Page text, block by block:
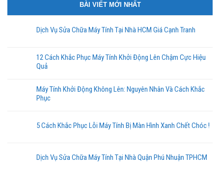
BÀI VIẾT MỚI NHẤT
Dịch Vụ Sửa Chữa Máy Tính Tại Nhà HCM Giá Cạnh Tranh
12 Cách Khắc Phục Máy Tính Khởi Động Lên Chậm Cực Hiệu
Quả
Máy Tính Khởi Động Không Lên: Nguyên Nhân Và Cách Khắc
Phục
5 Cách Khắc Phục Lỗi Máy Tính Bị Màn Hình Xanh Chết Chóc !
Dịch Vụ Sửa Chữa Máy Tính Tại Nhà Quận Phú Nhuận TPHCM